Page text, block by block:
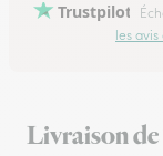
Trustpilot
les
Livraison